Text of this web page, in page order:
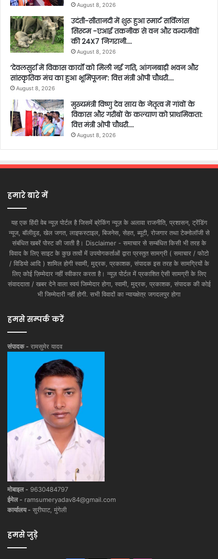
August 8, 2026
उदंती-सीतानदी में शुरू हुआ स्मार्ट सर्विलांस
सिस्टम -एआई तकनीक से वन और वन्यजीवों
की 24X7 निगरानी….
August 8, 2026
’देवलसुर्रा में विकास कार्यों को मिली नई गति, आंगनबाड़ी भवन और
सांस्कृतिक मंच का हुआ भूमिपूजन’: वित्त मंत्री ओपी चौधरी….
August 8, 2026
मुख्यमंत्री विष्णु देव साय के नेतृत्व में गांवों के
विकास और गरीबों के कल्याण को प्राथमिकता:
वित्त मंत्री ओपी चौधरी….
August 8, 2026
हमारे बारे में
यह एक हिंदी वेब न्यूज़ पोर्टल है जिसमें ब्रेकिंग न्यूज़ के अलावा राजनीति, प्रशासन, ट्रेंडिंग
न्यूज, बॉलीवुड, खेल जगत, लाइफस्टाइल, बिजनेस, सेहत, ब्यूटी, रोजगार तथा टेक्नोलॉजी से
संबंधित खबरें पोस्ट की जाती है। Disclaimer - समाचार से सम्बंधित किसी भी तरह के
विवाद के लिए साइट के कुछ तत्वों में उपयोगकर्ताओं द्वारा प्रस्तुत सामग्री ( समाचार / फोटो
/ विडियो आदि ) शामिल होगी स्वामी, मुद्रक, प्रकाशक, संपादक इस तरह के सामग्रियों के
लिए कोई ज़िम्मेदार नहीं स्वीकार करता है। न्यूज़ पोर्टल में प्रकाशित ऐसी सामग्री के लिए
संवाददाता / खबर देने वाला स्वयं जिम्मेदार होगा, स्वामी, मुद्रक, प्रकाशक, संपादक की कोई
भी जिम्मेदारी नहीं होगी. सभी विवादों का न्यायक्षेत्र जगदलपुर होगा
हमसे सम्पर्क करें
संपादक - रामसुमेर यादव
मोबाइल - 9630484797
ईमेल - ramsumeryadav84@gmail.com
कार्यालय - सुरीघाट, मुंगेली
हमसे जुड़े